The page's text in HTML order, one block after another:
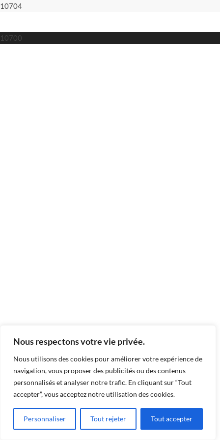
Nous respectons votre vie privée.
Nous utilisons des cookies pour améliorer votre expérience de
navigation, vous proposer des publicités ou des contenus
personnalisés et analyser notre trafic. En cliquant sur “Tout
accepter”, vous acceptez notre utilisation des cookies.
Personnaliser Tout rejeter Tout accepter
10704
10700